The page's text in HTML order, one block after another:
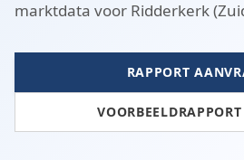
marktdata voor Ridderkerk
RAPPORT